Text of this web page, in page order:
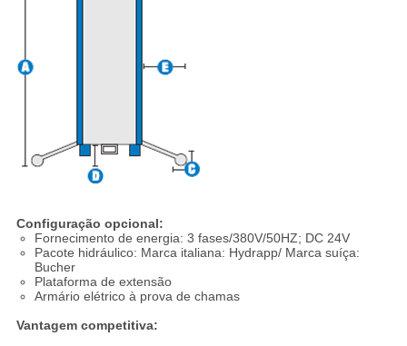
Configuração opcional:
Fornecimento de energia: 3 fases/380V/50HZ; DC 24V
Pacote hidráulico: Marca italiana: Hydrapp/ Marca suíça:
Bucher
Plataforma de extensão
Armário elétrico à prova de chamas
Vantagem competitiva: